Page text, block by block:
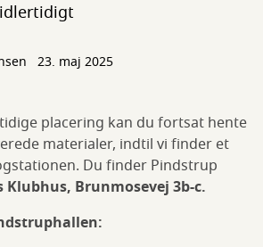
23. maj 2025
placering kan du fortsat hente
materialer, indtil vi finder et
Du finder Pindstrup
Klubhus, Brunmosevej 3b-c.